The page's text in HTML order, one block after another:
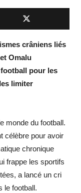
crâniens liés
Omalu
pour les
limiter
monde du football.
célèbre pour avoir
chronique
frappe les sportifs
a lancé un cri
le football.